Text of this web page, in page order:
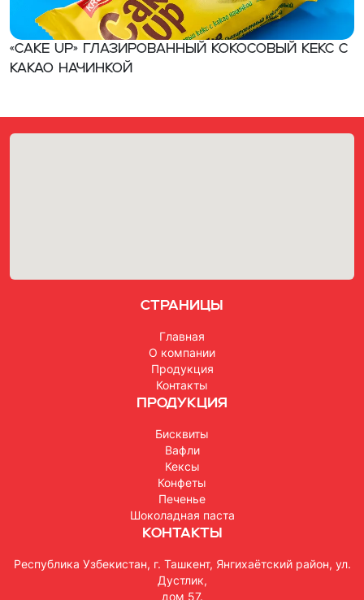
«CAKE UP» Глазированный кокосовый кекс с
какао начинкой
Страницы
Главная
О компании
Продукция
Контакты
Продукция
Бисквиты
Вафли
Кексы
Конфеты
Печенье
Шоколадная паста
Контакты
Республика Узбекистан, г. Ташкент, Янгихаётский район, ул.
Дустлик,
дом 57.